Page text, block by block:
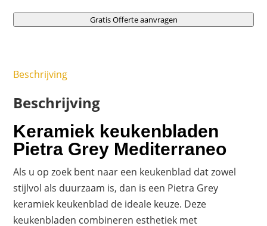
Gratis Offerte aanvragen
Beschrijving
Beschrijving
Keramiek keukenbladen
Pietra Grey Mediterraneo
Als u op zoek bent naar een keukenblad dat zowel
stijlvol als duurzaam is, dan is een Pietra Grey
keramiek keukenblad de ideale keuze. Deze
keukenbladen combineren esthetiek met